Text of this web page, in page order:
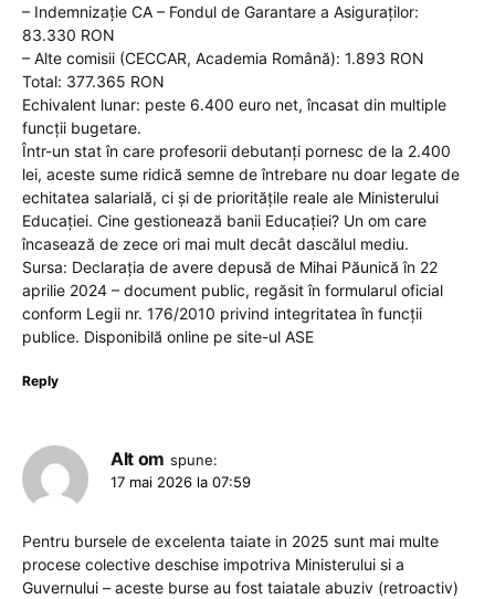
– Indemnizație CA – Fondul de Garantare a Asiguraților:
83.330 RON
– Alte comisii (CECCAR, Academia Română): 1.893 RON
Total: 377.365 RON
Echivalent lunar: peste 6.400 euro net, încasat din multiple
funcții bugetare.
Într-un stat în care profesorii debutanți pornesc de la 2.400
lei, aceste sume ridică semne de întrebare nu doar legate de
echitatea salarială, ci și de prioritățile reale ale Ministerului
Educației. Cine gestionează banii Educației? Un om care
încasează de zece ori mai mult decât dascălul mediu.
Sursa: Declarația de avere depusă de Mihai Păunică în 22
aprilie 2024 – document public, regăsit în formularul oficial
conform Legii nr. 176/2010 privind integritatea în funcții
publice. Disponibilă online pe site-ul ASE
Reply
Alt om spune:
17 mai 2026 la 07:59
Pentru bursele de excelenta taiate in 2025 sunt mai multe
procese colective deschise impotriva Ministerului si a
Guvernului – aceste burse au fost taiatale abuziv (retroactiv)